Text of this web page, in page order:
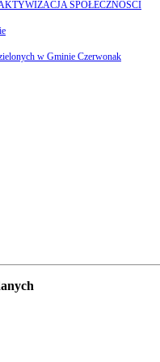
AKTYWIZACJA SPOŁECZNOŚCI
w Gminie Czerwonak